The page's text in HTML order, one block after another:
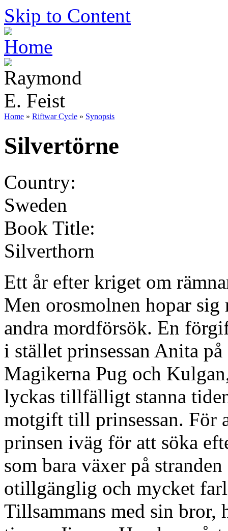
Skip to Content
Home » Riftwar Cycle » Synopsis
Silvertörne
Country:
Sweden
Book Title:
Silverthorn
Ett år efter kriget om
Men orosmolnen hopar
andra mordförsök. En
i stället prinsessan Anita
Magikerna Pug och
lyckas tillfälligt stanna
motgift till prinsessan. För
prinsen iväg för att söka
som bara växer på
otillgänglig och mycket
Tillsammans med sin bror,